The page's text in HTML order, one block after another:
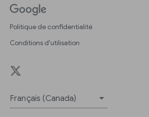
Politique de confidentialité
Conditions d'utilisation
Français (Canada)